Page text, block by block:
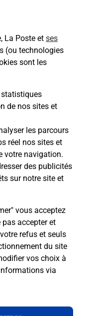
La Poste et ses
(ou technologies
sont les
de nos sites et
les parcours
réel nos sites et
votre navigation.
des publicités
sur notre site et
vous acceptez
accepter et
refus et seuls
du site
vos choix à
via
BUILLON